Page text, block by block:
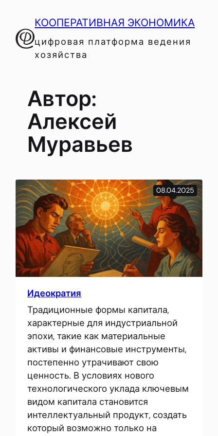
содержимому
КООПЕРАТИВНАЯ ЭКОНОМИКА
цифровая платформа ведения
хозяйства
Автор:
Алексей
Муравьев
08.04.2025
Идеократия
Традиционные формы капитала,
характерные для индустриальной
эпохи, такие как материальные
активы и финансовые инструменты,
постепенно утрачивают свою
ценность. В условиях нового
технологического уклада ключевым
видом капитала становится
интеллектуальный продукт, создать
который возможно только на